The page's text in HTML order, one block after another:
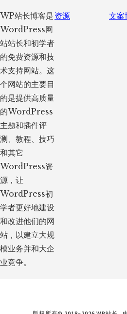
WP站长博客是
WordPress网
站站长和初学者
的免费资源和技
术支持网站。这
个网站的主要目
的是提供高质量
的WordPress
主题和插件评
测、教程、技巧
和其它
WordPress资
源，让
WordPress初
学者更好地建设
和改进他们的网
站，以建立大规
模业务并和大企
业竞争。
资源 文案